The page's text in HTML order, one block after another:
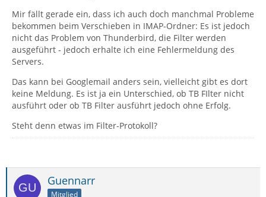
Mir fällt gerade ein, dass ich auch doch manchmal Probleme
bekommen beim Verschieben in IMAP-Ordner: Es ist jedoch
nicht das Problem von Thunderbird, die Filter werden
ausgeführt - jedoch erhalte ich eine Fehlermeldung des
Servers.
Das kann bei Googlemail anders sein, vielleicht gibt es dort
keine Meldung. Es ist ja ein Unterschied, ob TB FIlter nicht
ausführt oder ob TB Filter ausführt jedoch ohne Erfolg.
Steht denn etwas im Filter-Protokoll?
Guennarr
Mitglied